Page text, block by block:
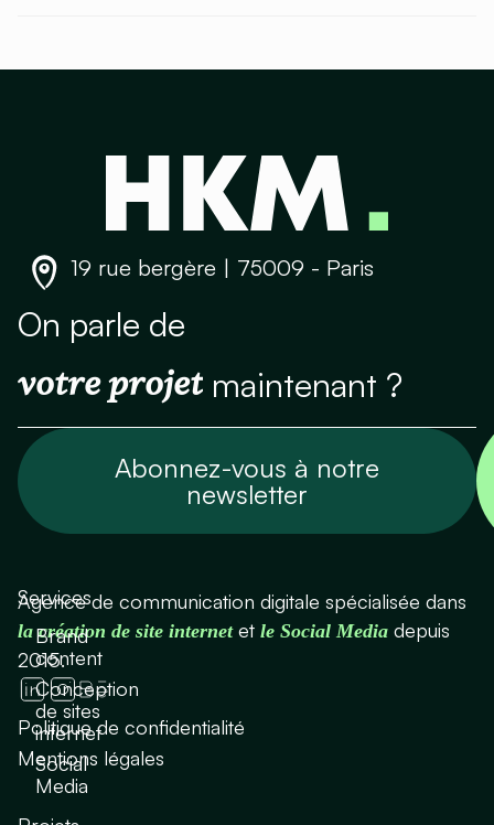
19 rue bergère | 75009 - Paris
On parle de
votre projet maintenant ?
Abonnez-vous à notre
newsletter
Agence de communication digitale spécialisée dans
la création de site internetet le Social Media depuis
2015.
Politique de confidentialité
Mentions légales
Services
Brand
content
Conception
de sites
internet
Social
Media